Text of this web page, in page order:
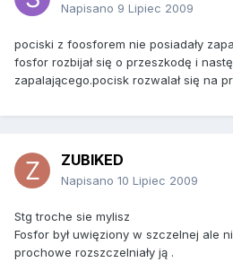
Napisano 9 Lipiec 2009
pociski z foosforem nie posiadały
fosfor rozbijał się o przeszkodę i
zapalającego.pocisk rozwalał się na
ZUBIKED
Napisano 10 Lipiec 2009
Stg troche sie mylisz
Fosfor był uwięziony w szczelnej ale
prochowe rozszczelniały ją .